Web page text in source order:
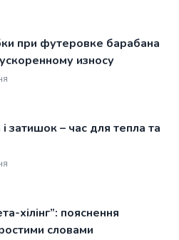
при футеровке барабана
износу
і затишок – час для тепла та
хілінг”: пояснення
словами